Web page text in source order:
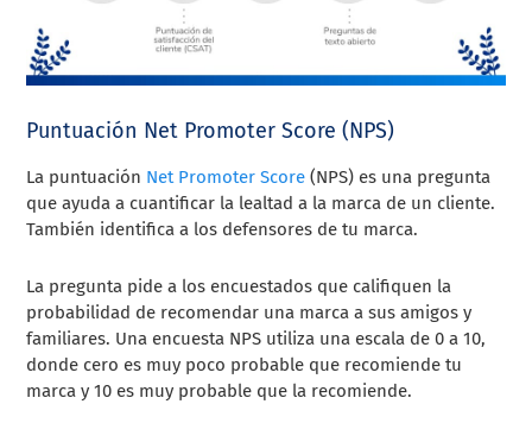
Puntuación Net Promoter Score (NPS)
La puntuación Net Promoter Score (NPS) es una pregunta
que ayuda a cuantificar la lealtad a la marca de un cliente.
También identifica a los defensores de tu marca.
La pregunta pide a los encuestados que califiquen la
probabilidad de recomendar una marca a sus amigos y
familiares. Una encuesta NPS utiliza una escala de 0 a 10,
donde cero es muy poco probable que recomiende tu
marca y 10 es muy probable que la recomiende.